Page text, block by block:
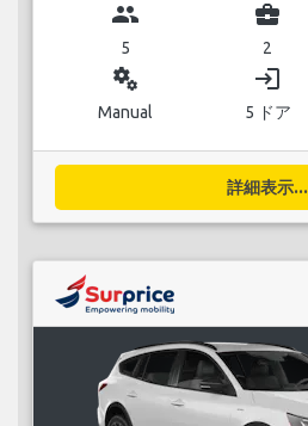
group
5
business_center
2
miscellaneous_services
Manual
login
5 ドア
詳細表示...